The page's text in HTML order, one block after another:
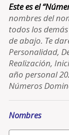
Este es el
nombres del
todos los
de abajo. Te
Personalidad,
Realización,
año personal
Números
Nombres